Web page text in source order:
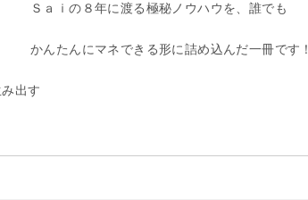
Ｓａｉの８年に渡る極秘ノウハウを、誰でも
かんたんにマネできる形に詰め込んだ一冊です！
出す